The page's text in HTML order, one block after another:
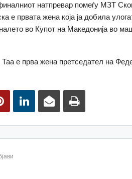
натпревар помеѓу МЗТ
е првата жена која ја добила
во Купот на Македонија во
е прва жена претседател на